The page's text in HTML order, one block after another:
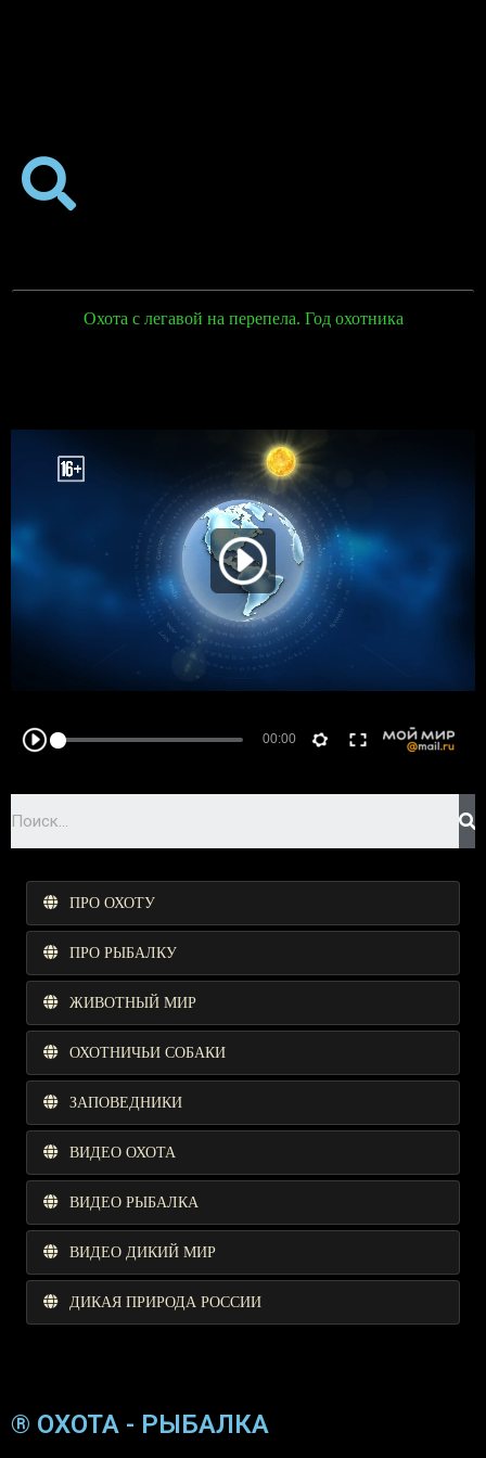
Охота с легавой на перепела. Год охотника
ПРО ОХОТУ
ПРО РЫБАЛКУ
ЖИВОТНЫЙ МИР
ОХОТНИЧЬИ СОБАКИ
ЗАПОВЕДНИКИ
ВИДЕО ОХОТА
ВИДЕО РЫБАЛКА
ВИДЕО ДИКИЙ МИР
ДИКАЯ ПРИРОДА РОССИИ
® ОХОТА - РЫБАЛКА